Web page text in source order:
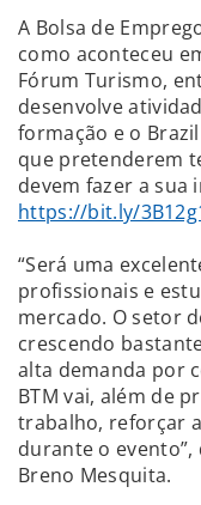
A Bolsa de
como aconteceu
Fórum Turismo,
desenvolve
formação e o
que pretenderem
devem fazer a sua
https://bit.ly/
“Será uma
profissionais e
mercado. O setor
crescendo
alta demanda por
BTM vai, além de
trabalho, reforçar
durante o
Breno Mesquita.